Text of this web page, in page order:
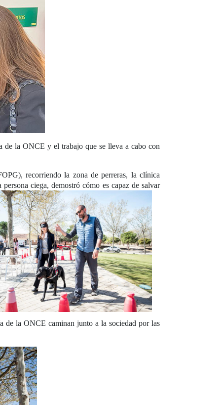
de la ONCE y el trabajo que se lleva a cabo con
recorriendo la zona de perreras, la clínica
ciega, demostró cómo es capaz de salvar
de la ONCE caminan junto a la sociedad por las